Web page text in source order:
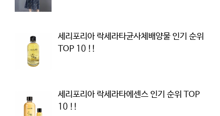
세리포리아 락세라타균사체배양물 인기 순위
TOP 10 !!
세리포리아 락세라타에센스 인기 순위 TOP
10 !!